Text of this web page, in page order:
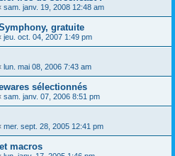
sam. janv. 19, 2008 12:48 am
gratuite
jeu. oct. 04, 2007 1:49 pm
lun. mai 08, 2006 7:43 am
sélectionnés
sam. janv. 07, 2006 8:51 pm
mer. sept. 28, 2005 12:41 pm
macros